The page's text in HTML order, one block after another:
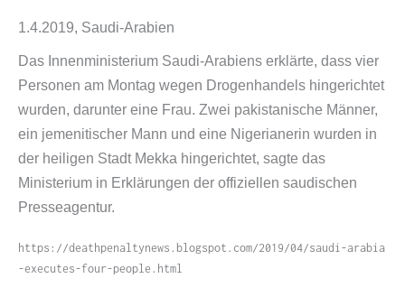
1.4.2019, Saudi-​Arabien
Das Innenministerium Saudi-​Arabiens erklärte, dass vier
Personen am Montag wegen Drogenhandels hingerichtet
wurden, darunter eine Frau. Zwei pakistanische Männer,
ein jemenitischer Mann und eine Nigerianerin wurden in
der heiligen Stadt Mekka hingerichtet, sagte das
Ministerium in Erklärungen der offiziellen saudischen
Presseagentur.
https://​deathpenaltynews​.blogspot​.com/​2​0​1​9​/​0​4​/​s​a​u​d​i​-​a​r​a​b​i​a​
-​e​x​e​c​u​t​e​s​-​f​o​u​r​-​p​e​o​p​l​e​.​h​tml